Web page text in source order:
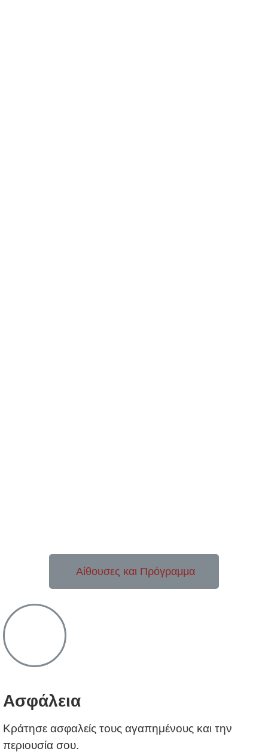
Αίθουσες και Πρόγραμμα
Ασφάλεια
Κράτησε ασφαλείς τους αγαπημένους και την
περιουσία σου.